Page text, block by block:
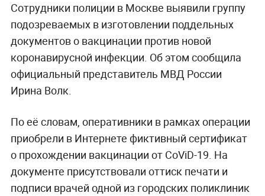
Сотрудники полиции в Москве выявили группу
подозреваемых в изготовлении поддельных
документов о вакцинации против новой
коронавирусной инфекции. Об этом сообщила
официальный представитель МВД России
Ирина Волк.
По её словам, оперативники в рамках операции
приобрели в Интернете фиктивный сертификат
о прохождении вакцинации от CoViD-19. На
документе присутствовали оттиск печати и
подписи врачей одной из городских поликлиник